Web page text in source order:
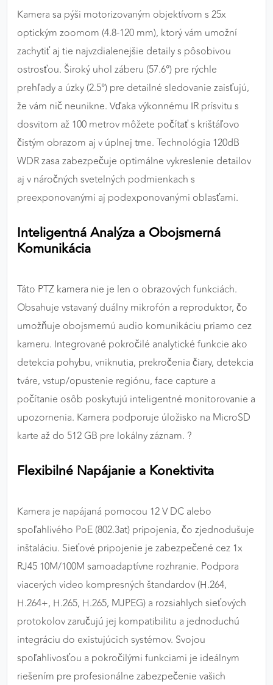
Kamera sa pýši motorizovaným objektívom s 25x
optickým zoomom (4.8-120 mm), ktorý vám umožní
zachytiť aj tie najvzdialenejšie detaily s pôsobivou
ostrosťou. Široký uhol záberu (57.6°) pre rýchle
prehľady a úzky (2.5°) pre detailné sledovanie zaisťujú,
že vám nič neunikne. Vďaka výkonnému IR prísvitu s
dosvitom až 100 metrov môžete počítať s krištáľovo
čistým obrazom aj v úplnej tme. Technológia 120dB
WDR zasa zabezpečuje optimálne vykreslenie detailov
aj v náročných svetelných podmienkach s
preexponovanými aj podexponovanými oblasťami.
Inteligentná Analýza a Obojsmerná
Komunikácia
Táto PTZ kamera nie je len o obrazových funkciách.
Obsahuje vstavaný duálny mikrofón a reproduktor, čo
umožňuje obojsmernú audio komunikáciu priamo cez
kameru. Integrované pokročilé analytické funkcie ako
detekcia pohybu, vniknutia, prekročenia čiary, detekcia
tváre, vstup/opustenie regiónu, face capture a
počítanie osôb poskytujú inteligentné monitorovanie a
upozornenia. Kamera podporuje úložisko na MicroSD
karte až do 512 GB pre lokálny záznam. ?️
Flexibilné Napájanie a Konektivita
Kamera je napájaná pomocou 12 V DC alebo
spoľahlivého PoE (802.3at) pripojenia, čo zjednodušuje
inštaláciu. Sieťové pripojenie je zabezpečené cez 1x
RJ45 10M/100M samoadaptívne rozhranie. Podpora
viacerých video kompresných štandardov (H.264,
H.264+, H.265, H.265, MJPEG) a rozsiahlych sieťových
protokolov zaručujú jej kompatibilitu a jednoduchú
integráciu do existujúcich systémov. Svojou
spoľahlivosťou a pokročilými funkciami je ideálnym
riešením pre profesionálne zabezpečenie vašich